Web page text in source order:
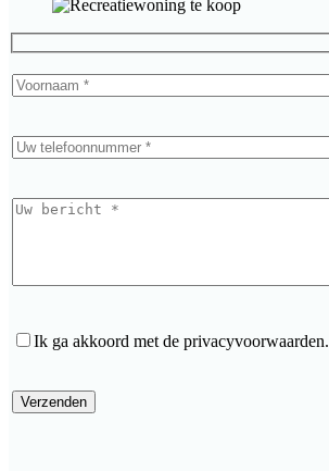
Ik ga akkoord met de privacyvoorwaarden.